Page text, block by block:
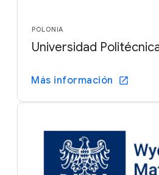
POLONIA
Universidad
Más información